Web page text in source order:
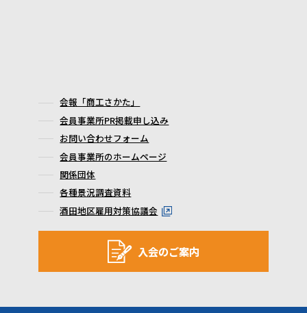
会報「商工さかた」
会員事業所PR掲載申し込み
お問い合わせフォーム
会員事業所のホームページ
関係団体
各種景況調査資料
酒田地区雇用対策協議会
入会のご案内